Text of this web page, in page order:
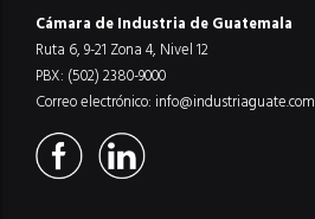
Cámara de Industria de Guatemala
Ruta 6, 9-21 Zona 4, Nivel 12
PBX: (502) 2380-9000
Correo electrónico: info@industriaguate.com